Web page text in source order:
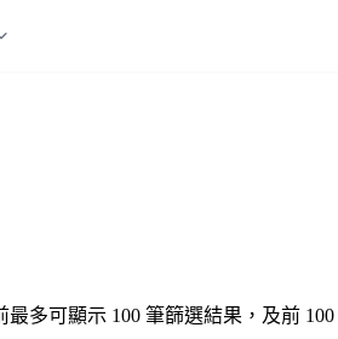
多可顯示 100 筆篩選結果，及前 100